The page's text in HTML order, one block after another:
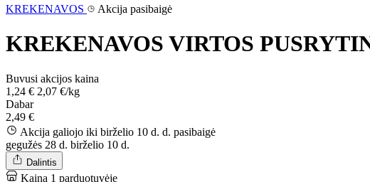
KREKENAVOS Akcija pasibaigė
KREKENAVOS VIRTOS
Buvusi akcijos kaina
1,24 € 2,07 €/kg
Dabar
2,49 €
Akcija galiojo iki birželio 10 d. d. pasibaigė
gegužės 28 d. birželio 10 d.
Dalintis
Kaina 1 parduotuvėje